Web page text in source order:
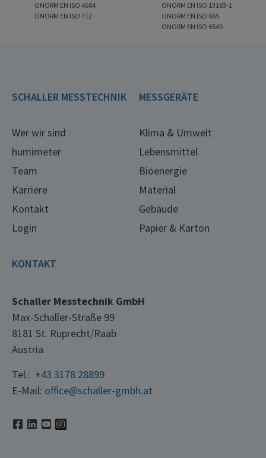
ONORM EN ISO 4684
ONORM EN ISO 712
ONORM EN ISO 13183-1
ONORM EN ISO 665
ONORM EN ISO 6540
SCHALLER MESSTECHNIK
Wer wir sind
humimeter
Team
Karriere
Kontakt
Login
MESSGERÄTE
Klima & Umwelt
Lebensmittel
Bioenergie
Material
Gebäude
Papier & Karton
KONTAKT
Schaller Messtechnik GmbH
Max-Schaller-Straße 99
8181 St. Ruprecht/Raab
Austria
Tel.: +43 3178 28899
E-Mail: office@schaller-gmbh.at